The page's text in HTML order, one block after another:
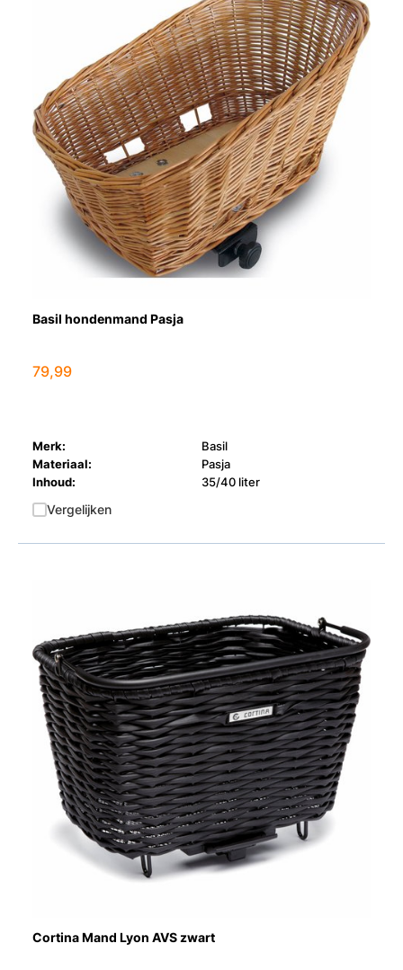
Basil hondenmand Pasja
79,99
Merk:
Basil
Materiaal:
Pasja
Inhoud:
35/40 liter
Vergelijken
Cortina Mand Lyon AVS zwart